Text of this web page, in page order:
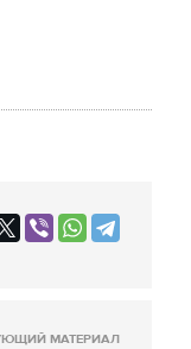
МАТЕРИАЛ